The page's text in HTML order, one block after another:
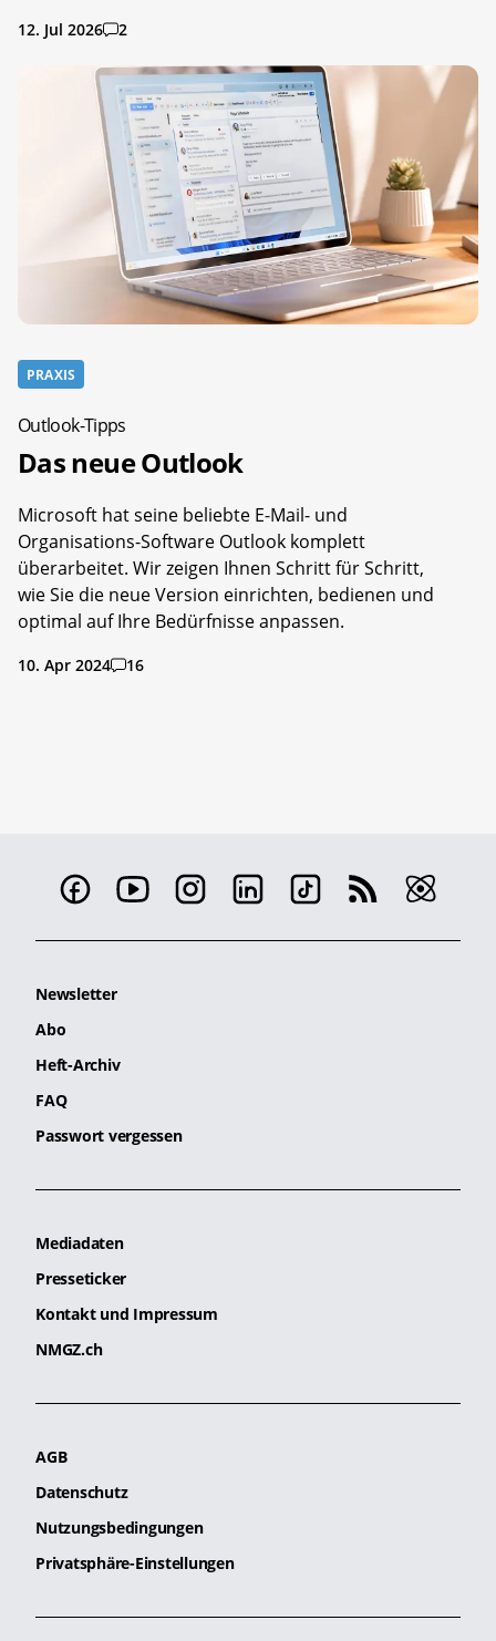
12. Jul 2026 2
PRAXIS
Outlook-Tipps
Das neue Outlook
Microsoft hat seine beliebte E-Mail- und
Organisations-Software Outlook komplett
überarbeitet. Wir zeigen Ihnen Schritt für Schritt,
wie Sie die neue Version einrichten, bedienen und
optimal auf Ihre Bedürfnisse anpassen.
10. Apr 2024 16
Newsletter
Abo
Heft-Archiv
FAQ
Passwort vergessen
Mediadaten
Presseticker
Kontakt und Impressum
NMGZ.ch
AGB
Datenschutz
Nutzungsbedingungen
Privatsphäre-Einstellungen